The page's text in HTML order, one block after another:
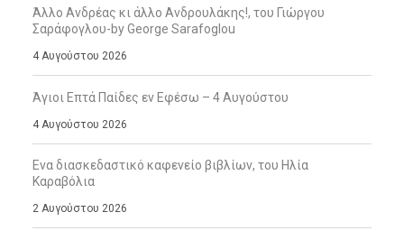
Άλλο Ανδρέας κι άλλο Ανδρουλάκης!, του Γιώργου
Σαράφογλου-by George Sarafoglou
4 Αυγούστου 2026
Άγιοι Επτά Παίδες εν Εφέσω – 4 Αυγούστου
4 Αυγούστου 2026
Ενα διασκεδαστικό καφενείο βιβλίων, του Ηλία
Καραβόλια
2 Αυγούστου 2026